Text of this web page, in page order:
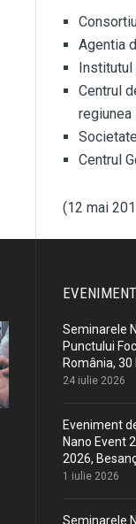
Agentia
Institutul
Centrul
regiunea
Centrul
(12 mai
Seminarele
Punctului
România, 30
24 iulie 2026
Eveniment
Nano Event
2026,
1 iulie 2026
Seminarele